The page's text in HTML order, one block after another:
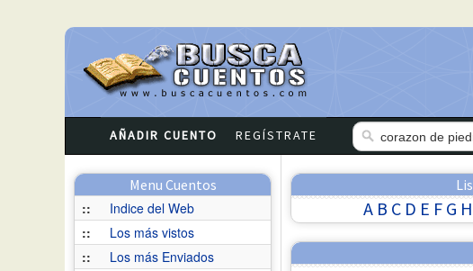
AÑADIR CUENTO REGÍSTRATE
Menu Cuentos
::
Indice del Web
::
Los más vistos
::
Los más Enviados
A B C D E F G H